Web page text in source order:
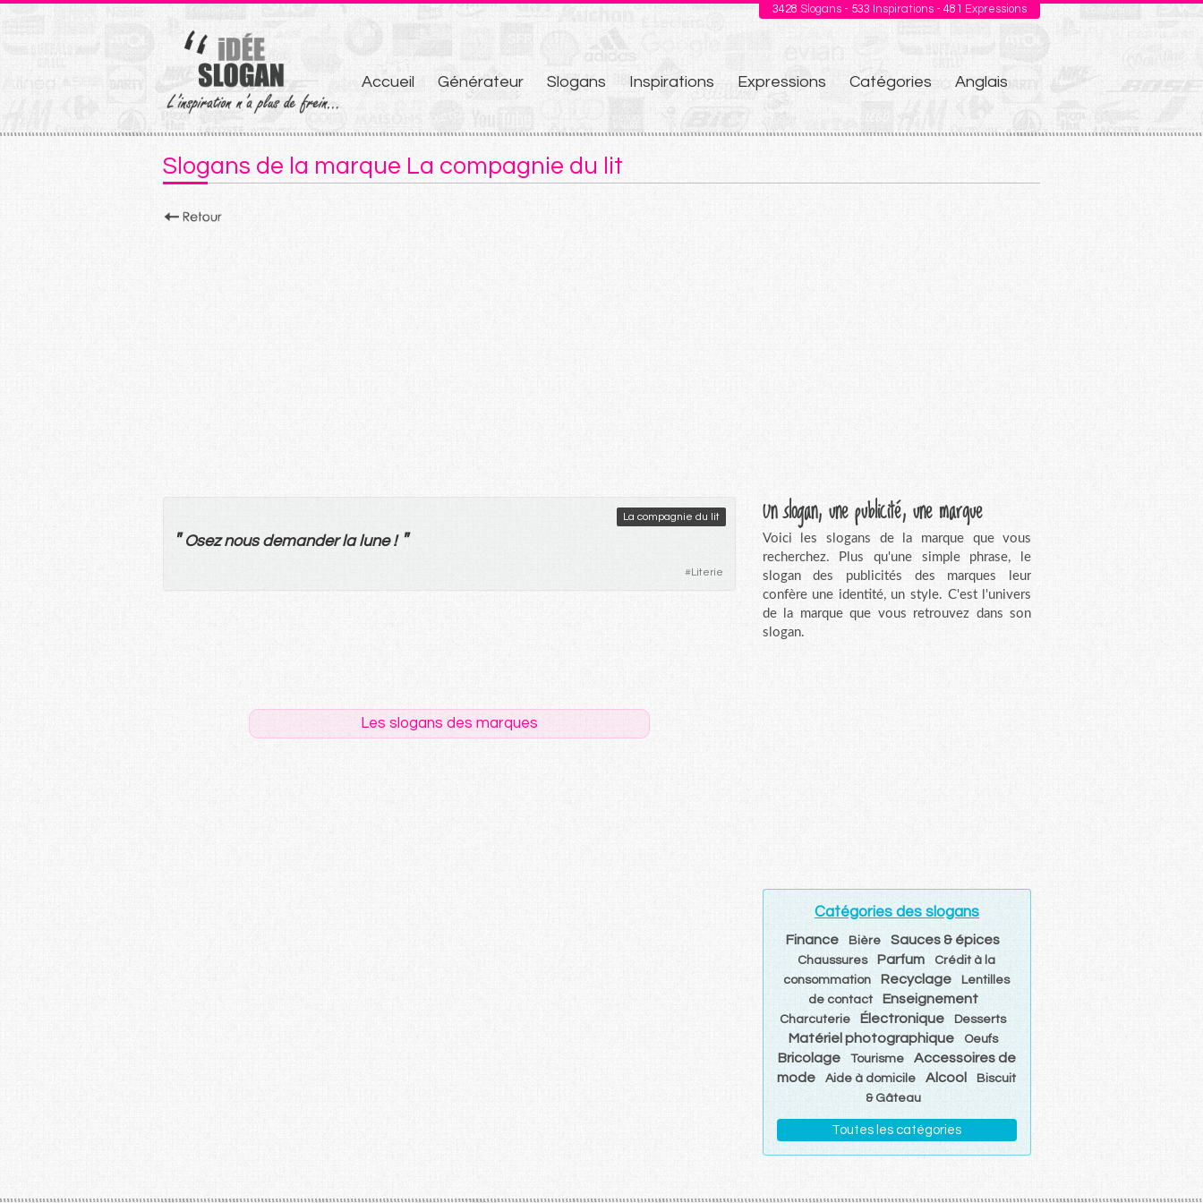
3428 Slogans - 533 Inspirations - 481 Expressions
Aller
au
contenu
Accueil Générateur Slogans Inspirations Expressions Catégories Anglais
Slogans de la marque La compagnie du lit
La compagnie du lit
" Osez nous demander la lune! "
#Literie
Les slogans des marques
Un slogan, une publicité, une marque
Voici les slogans de la marque que vous
recherchez. Plus qu'une simple phrase, le
slogan des publicités des marques leur
confère une identité, un style. C'est l'univers
de la marque que vous retrouvez dans son
slogan.
Catégories des slogans
Finance Bière Sauces & épices
Chaussures Parfum
Crédit à la
consommation
Recyclage
Lentilles
de contact
Enseignement
Charcuterie Électronique Desserts
Matériel photographique Oeufs
Bricolage Tourisme
Accessoires de
mode
Aide à domicile Alcool
Biscuit
& Gâteau
Toutes les catégories